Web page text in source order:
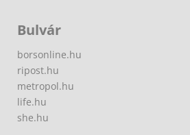
Bulvár
borsonline.hu
ripost.hu
metropol.hu
life.hu
she.hu